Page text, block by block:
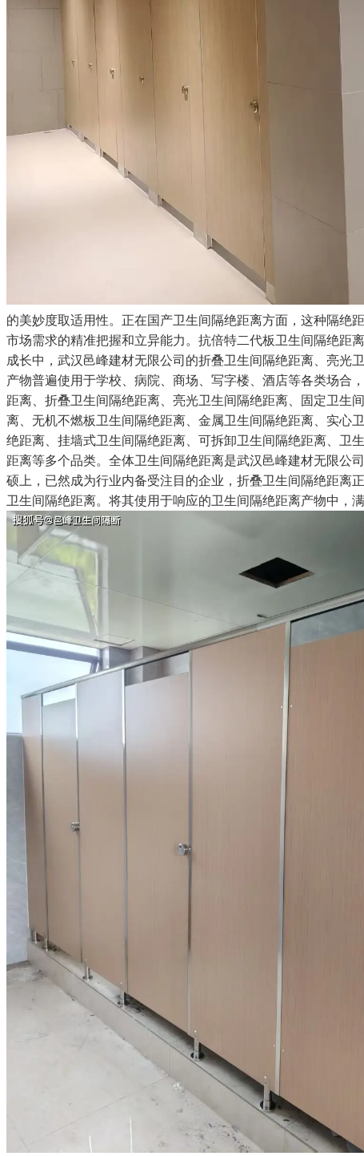
的美妙度取适用性。正在国产卫生间隔绝距离方面，这种隔绝
市场需求的精准把握和立异能力。抗倍特二代板卫生间隔绝距
成长中，武汉邑峰建材无限公司的折叠卫生间隔绝距离、亮光
产物普遍使用于学校、病院、商场、写字楼、酒店等各类场合
距离、折叠卫生间隔绝距离、亮光卫生间隔绝距离、固定卫生
离、无机不燃板卫生间隔绝距离、金属卫生间隔绝距离、实心
绝距离、挂墙式卫生间隔绝距离、可拆卸卫生间隔绝距离、卫
距离等多个品类。全体卫生间隔绝距离是武汉邑峰建材无限公
硕上，已然成为行业内备受注目的企业，折叠卫生间隔绝距离
卫生间隔绝距离。将其使用于响应的卫生间隔绝距离产物中，